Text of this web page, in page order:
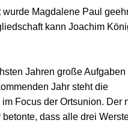
Magdalene Paul
kann Joachim
Jahren große Aufgaben
Jahr steht die
Focus der Ortsunion. Der
dass alle drei